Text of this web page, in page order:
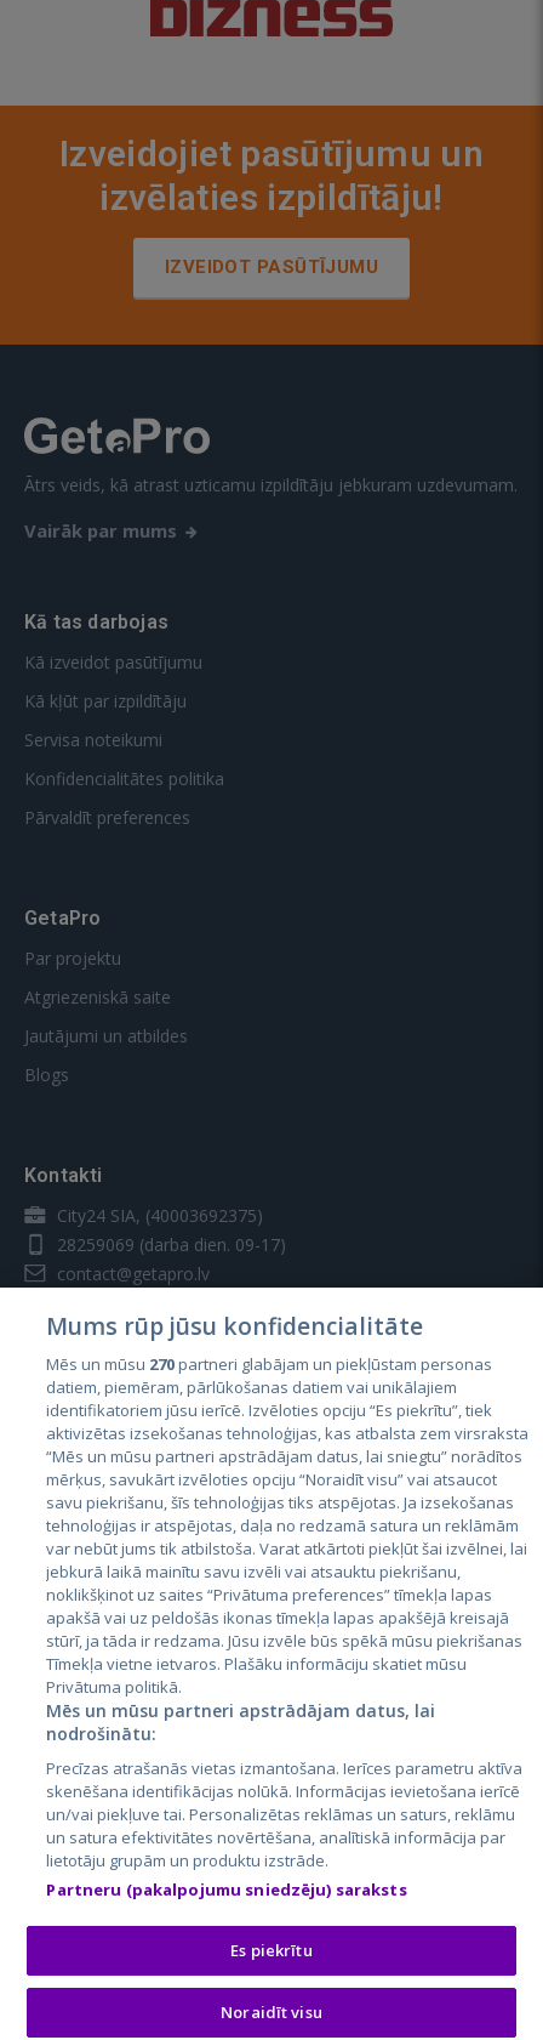
Izveidojiet pasūtījumu un
izvēlaties izpildītāju!
IZVEIDOT PASŪTĪJUMU
Ātrs veids, kā atrast uzticamu izpildītāju jebkuram uzdevumam.
Vairāk par mums
Kā tas darbojas
Kā izveidot pasūtījumu
Kā kļūt par izpildītāju
Servisa noteikumi
Konfidencialitātes politika
Pārvaldīt preferences
GetaPro
Par projektu
Atgriezeniskā saite
Jautājumi un atbildes
Blogs
Kontakti
City24 SIA, (40003692375)
28259069 (darba dien. 09-17)
contact@getapro.lv
Valstis
Igaunija
Latvija
Lietuva
City24.lv
City24.ee
GetaPro.lv
GetaPro.ee
Skelbiu.lt
Autoplius.lt
Aruodas.lt
CVbankas.lt
Kainos.lt
Paslaugos.lt
auto24.ee
Osta.ee
KuldneBörs.ee
Mums rūp jūsu konfidencialitāte
Mēs un mūsu 270partneri glabājam un piekļūstam personas
datiem, piemēram, pārlūkošanas datiem vai unikālajiem
identifikatoriem jūsu ierīcē. Izvēloties opciju “Es piekrītu”, tiek
aktivizētas izsekošanas tehnoloģijas, kas atbalsta zem virsraksta
“Mēs un mūsu partneri apstrādājam datus, lai sniegtu” norādītos
mērķus, savukārt izvēloties opciju “Noraidīt visu” vai atsaucot
savu piekrišanu, šīs tehnoloģijas tiks atspējotas. Ja izsekošanas
tehnoloģijas ir atspējotas, daļa no redzamā satura un reklāmām
var nebūt jums tik atbilstoša. Varat atkārtoti piekļūt šai izvēlnei, lai
jebkurā laikā mainītu savu izvēli vai atsauktu piekrišanu,
noklikšķinot uz saites “Privātuma preferences” tīmekļa lapas
apakšā vai uz peldošās ikonas tīmekļa lapas apakšējā kreisajā
stūrī, ja tāda ir redzama. Jūsu izvēle būs spēkā mūsu piekrišanas
Tīmekļa vietne ietvaros. Plašāku informāciju skatiet mūsu
Privātuma politikā.
Mēs un mūsu partneri apstrādājam datus, lai
nodrošinātu:
Precīzas atrašanās vietas izmantošana. Ierīces parametru aktīva
skenēšana identifikācijas nolūkā. Informācijas ievietošana ierīcē
un/vai piekļuve tai. Personalizētas reklāmas un saturs, reklāmu
un satura efektivitātes novērtēšana, analītiskā informācija par
lietotāju grupām un produktu izstrāde.
Partneru (pakalpojumu sniedzēju) saraksts
Es piekrītu
Noraidīt visu